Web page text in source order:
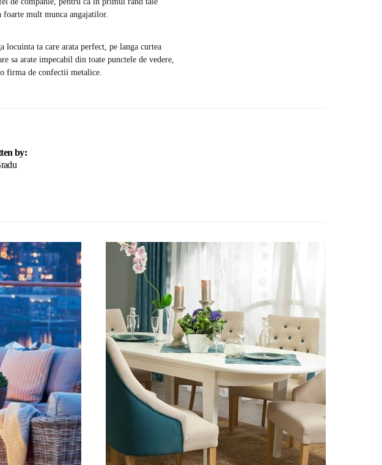
foarte mult munca angajatilor.
locuinta ta care arata perfect, pe langa curtea
sa arate impecabil din toate punctele de vedere,
firma de confectii metalice.
by: